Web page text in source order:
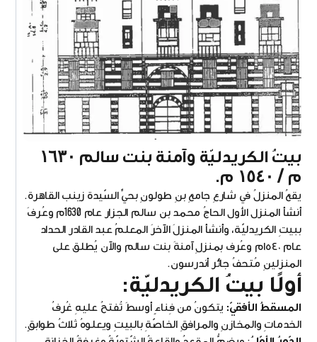
بيتُ الكريدليّة وآمنة بنت سالم ١٦٣٠
م / ١٥٤٠ م.
يقعُ المنزلُ في شارعِ جامعِ بنِ طولونِ بحيِّ السّيدة زينب القاهرة.
أنشأ المنزل الأول الحاجُ محمد بن سالم الجزار عام 1630م وعُرفَ
ببيتِ الكريدليّة، وأنشأ المنزلَ الآخرَ المعلمُ عبد القادر الحداد
عام ١٥٤٠م وعُرف بمنزلِ آمنةَ بنت سالم والآن يُطلق على
المنزلينِ مُتحفُ جائر أندرسون.
أولًا بيتُ الكريدليّة:
المسقطُ الأفقيّ: يتكونُ من فِناءٍ أوسطَ تُفتحُ عليهِ غُرفُ
الخدماتِ والمخازنِ والمرافقِ الخاصّةِ بالبيتِ ويعلوهُ ثلاثُ طوابقٍ.